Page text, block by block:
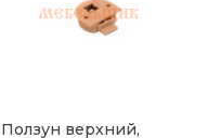
Ползун верхний,